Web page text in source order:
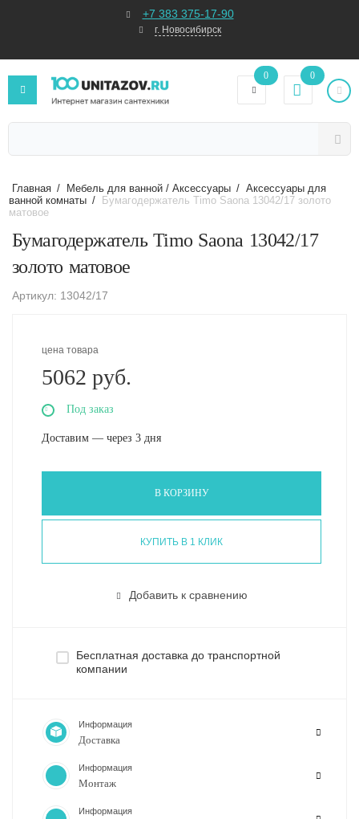
+7 383 375-17-90
г. Новосибирск
0 0
Главная / Мебель для ванной / Аксессуары / Аксессуары для
ванной комнаты /
Бумагодержатель Timo Saona 13042/17 золото
матовое
Бумагодержатель Timo Saona 13042/17
золото матовое
Артикул: 13042/17
цена товара
5062 руб.
Под заказ
Доставим — через 3 дня
В КОРЗИНУ
КУПИТЬ В 1 КЛИК
Добавить к сравнению
Бесплатная доставка до транспортной
компании
Информация
Доставка
Информация
Монтаж
Информация